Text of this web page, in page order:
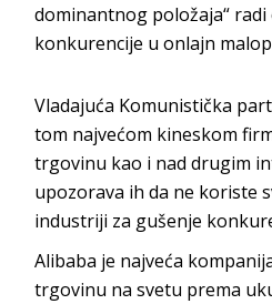
dominantnog položaja“
konkurencije u onlajn
Vladajuća Komunistička
tom najvećom kineskom
trgovinu kao i nad drugim
upozorava ih da ne koriste
industriji za gušenje
Alibaba je najveća
trgovinu na svetu prema